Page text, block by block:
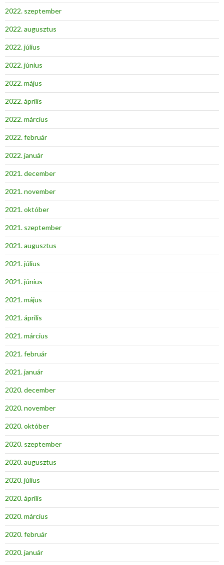
2022. szeptember
2022. augusztus
2022. július
2022. június
2022. május
2022. április
2022. március
2022. február
2022. január
2021. december
2021. november
2021. október
2021. szeptember
2021. augusztus
2021. július
2021. június
2021. május
2021. április
2021. március
2021. február
2021. január
2020. december
2020. november
2020. október
2020. szeptember
2020. augusztus
2020. július
2020. április
2020. március
2020. február
2020. január